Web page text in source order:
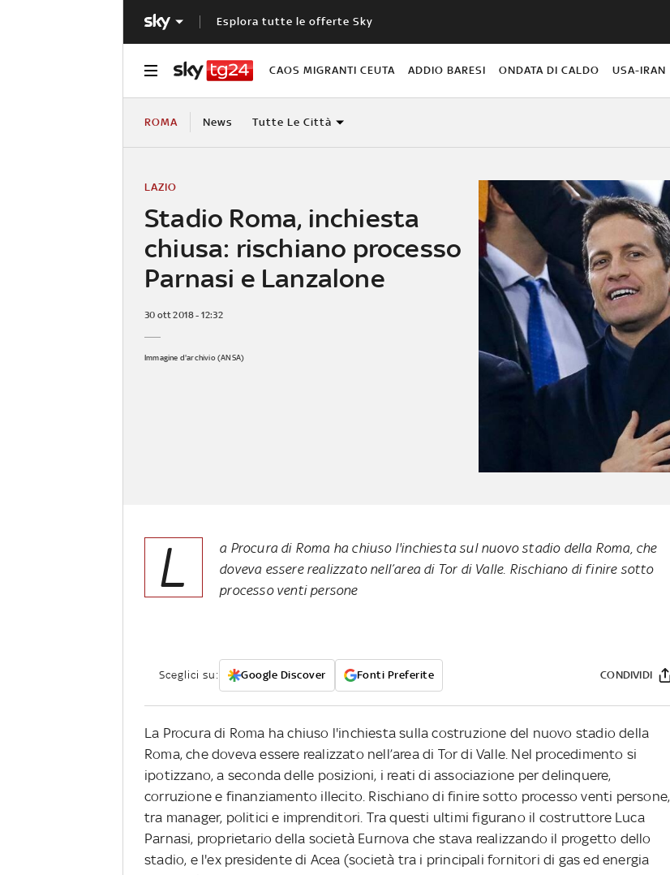
Esplora tutte le offerte Sky
CAOS MIGRANTI CEUTA ADDIO BARESI ONDATA DI CALDO USA-IRAN
ROMA News Tutte Le Città
Stadio Roma, inchiesta
chiusa: rischiano processo
Parnasi e Lanzalone
LAZIO
30 ott 2018 - 12:32
Immagine d'archivio (ANSA)
L
a Procura di Roma ha chiuso l'inchiesta sul nuovo stadio della Roma, che
doveva essere realizzato nell’area di Tor di Valle. Rischiano di finire sotto
processo venti persone
Sceglici su: Google Discover Fonti Preferite CONDIVIDI
La Procura di Roma ha chiuso l'inchiesta sulla costruzione del nuovo stadio della
Roma, che doveva essere realizzato nell’area di Tor di Valle. Nel procedimento si
ipotizzano, a seconda delle posizioni, i reati di associazione per delinquere,
corruzione e finanziamento illecito. Rischiano di finire sotto processo venti persone,
tra manager, politici e imprenditori. Tra questi ultimi figurano il costruttore Luca
Parnasi, proprietario della società Eurnova che stava realizzando il progetto dello
stadio, e l'ex presidente di Acea (società tra i principali fornitori di gas ed energia